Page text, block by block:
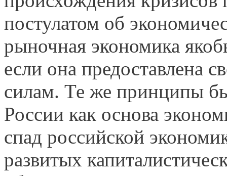
постулатом об
рыночная экономика
если она предоставлена
силам. Те же принципы
России как основа
спад российской
развитых